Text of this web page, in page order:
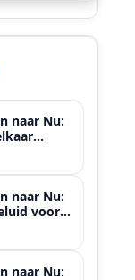
naar Nu:
naar Nu:
voor
naar Nu: